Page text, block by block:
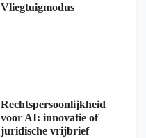
Vliegtuigmodus
Rechtspersoonlijkheid
voor AI: innovatie of
juridische vrijbrief